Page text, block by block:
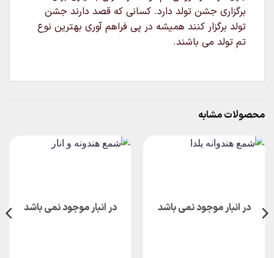
برگزاری جشن تولد دارد. کسانی که قصد دارند جشن
تولد برگزار کنند همیشه در پی فراهم آوری بهترین نوع
تم تولد می باشند.
محصولات مشابه
در انبار موجود نمی باشد در انبار موجود نمی باشد